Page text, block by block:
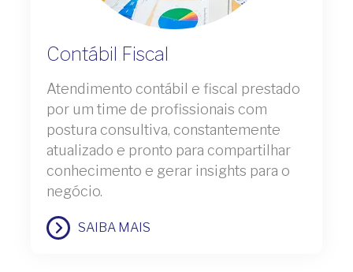
Contábil Fiscal
Atendimento contábil e fiscal prestado
por um time de profissionais com
postura consultiva, constantemente
atualizado e pronto para compartilhar
conhecimento e gerar insights para o
negócio.
SAIBA MAIS